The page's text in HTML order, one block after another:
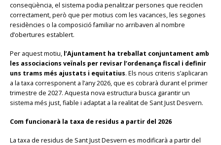
conseqüència, el sistema podia penalitzar persones que reciclen
correctament, però que per motius com les vacances, les segones
residències o la composició familiar no arribaven al nombre
d’obertures establert.
Per aquest motiu, l’Ajuntament ha treballat conjuntament amb
les associacions veïnals per revisar l’ordenança fiscal i definir
uns trams més ajustats i equitatius. Els nous criteris s’aplicaran
a la taxa corresponent a l’any 2026, que es cobrarà durant el primer
trimestre de 2027. Aquesta nova estructura busca garantir un
sistema més just, fiable i adaptat a la realitat de Sant Just Desvern.
Com funcionarà la taxa de residus a partir del 2026
La taxa de residus de Sant Just Desvern es modificarà a partir del